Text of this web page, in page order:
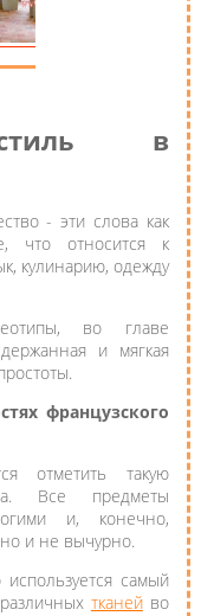
стиль в
- эти слова как
что относится к
кулинарию, одежду
во главе
и мягкая
французского
отметить такую
Все предметы
и, конечно,
и не вычурно.
самый
тканейво